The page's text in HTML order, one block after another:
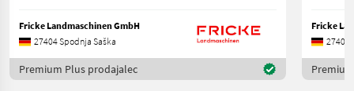
Fricke Landmaschinen GmbH
27404 Spodnja Saška
Premium Plus prodajalec
Fricke
27404